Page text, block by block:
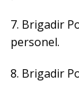
7. Brigadir
personel.
8. Brigadir